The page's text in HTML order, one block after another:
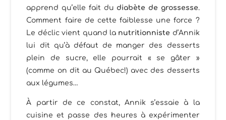
apprend qu’elle fait du diabète de grossesse.
Comment faire de cette faiblesse une force ?
Le déclic vient quand la nutritionniste d’Annik
lui dit qu’à défaut de manger des desserts
plein de sucre, elle pourrait « se gâter »
(comme on dit au Québec!) avec des desserts
aux légumes…
À partir de ce constat, Annik s’essaie à la
cuisine et passe des heures à expérimenter